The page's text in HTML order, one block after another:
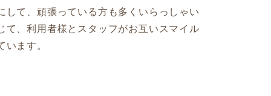
して、頑張っている方も多くいらっしゃい
て、利用者様とスタッフがお互いスマイル
います。